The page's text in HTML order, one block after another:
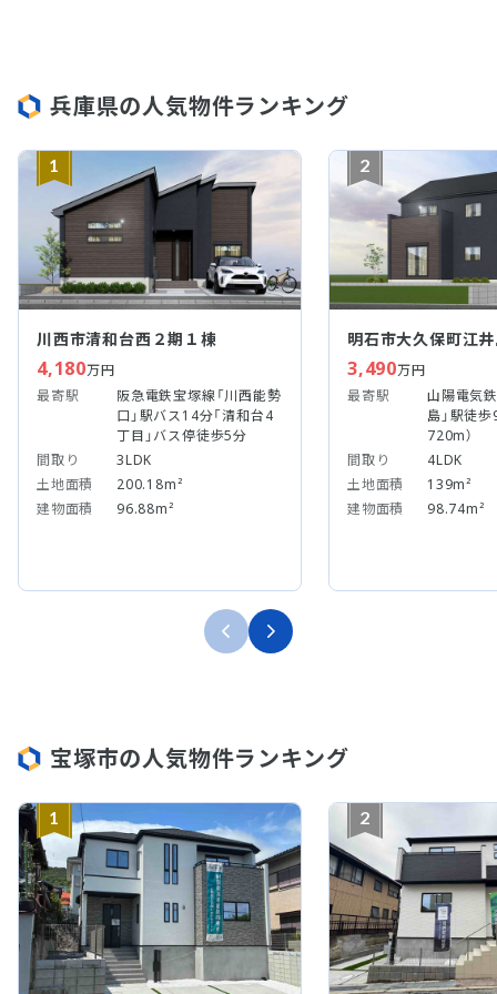
兵庫県の人気物件ランキング
1
川西市清和台西２期１棟
4,180万円
最寄駅
阪急電鉄宝塚線「川西能勢
口」駅バス14分「清和台4
丁目」バス停徒歩5分
間取り
3LDK
土地面積
200.18m²
建物面積
96.88m²
2
明石市大久保町江
3,490万円
最寄駅
山陽電気
島」駅徒歩
720m）
間取り
4LDK
土地面積
139m²
建物面積
98.74m²
宝塚市の人気物件ランキング
1 2